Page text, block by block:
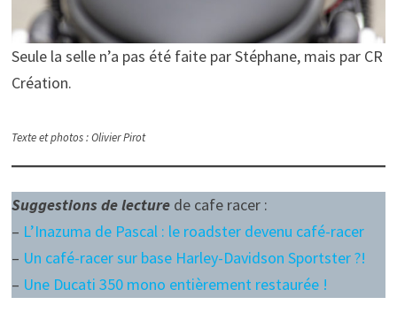
Seule la selle n’a pas été faite par Stéphane, mais par CR
Création.
Texte et photos : Olivier Pirot
Suggestions de lecturede cafe racer :
– L’Inazuma de Pascal : le roadster devenu café-racer
– Un café-racer sur base Harley-Davidson Sportster ?!
– Une Ducati 350 mono entièrement restaurée !